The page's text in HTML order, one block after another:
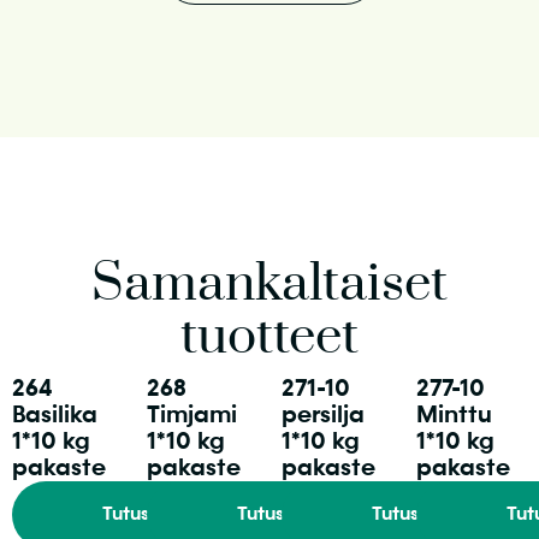
Samankaltaiset
tuotteet
264
Basilika
1*10 kg
pakaste
Tutustu
268
Timjami
1*10 kg
pakaste
Tutustu
271-10
persilja
1*10 kg
pakaste
Tutustu
277-10
Minttu
1*10 kg
pakaste